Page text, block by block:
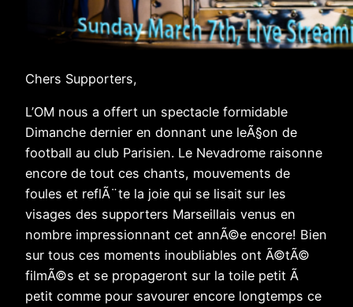
Chers Supporters,
L’OM nous a offert un spectacle formidable
Dimanche dernier en donnant une leÃ§on de
football au club Parisien. Le Nevadrome raisonne
encore de tout ces chants, mouvements de
foules et reflÃ¨te la joie qui se lisait sur les
visages des supporters Marseillais venus en
nombre impressionnant cet annÃ©e encore! Bien
sur tous ces moments inoubliables ont Ã©tÃ©
filmÃ©s et se propageront sur la toile petit Ã
petit comme pour savourer encore longtemps ce